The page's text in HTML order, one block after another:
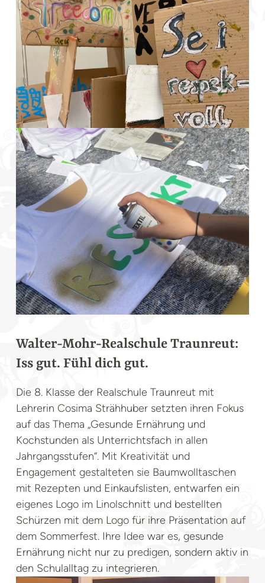
Walter-Mohr-Realschule Traunreut:
Iss gut. Fühl dich gut.
Die 8. Klasse der Realschule Traunreut mit
Lehrerin Cosima Strähhuber setzten ihren Fokus
auf das Thema „Gesunde Ernährung und
Kochstunden als Unterrichtsfach in allen
Jahrgangsstufen“. Mit Kreativität und
Engagement gestalteten sie Baumwolltaschen
mit Rezepten und Einkaufslisten, entwarfen ein
eigenes Logo im Linolschnitt und bestellten
Schürzen mit dem Logo für ihre Präsentation auf
dem Sommerfest. Ihre Idee war es, gesunde
Ernährung nicht nur zu predigen, sondern aktiv in
den Schulalltag zu integrieren.